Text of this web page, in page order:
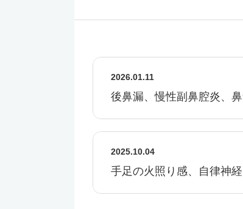
2026.01.11
後鼻漏、慢性副鼻腔炎、
2025.10.04
手足の火照り感、自